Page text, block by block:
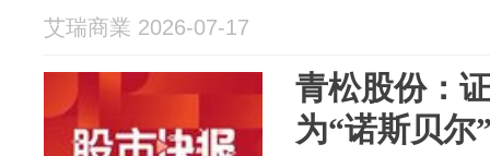
艾瑞商業 2026-07-17
青松股份：
为“诺斯贝尔